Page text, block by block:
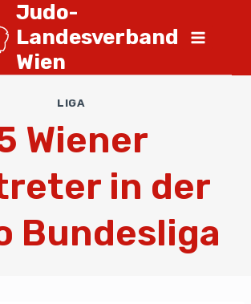
Judo-
Landesverband
Wien
LIGA
Wiener
in der
Bundesliga